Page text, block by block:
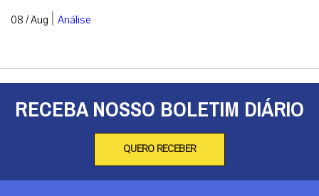
08 / Aug | Análise
RECEBA NOSSO BOLETIM DIÁRIO
QUERO RECEBER